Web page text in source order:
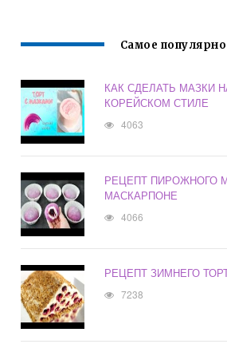
Самое
КАК СДЕЛАТЬ МАЗКИ
КОРЕЙСКОМ СТИЛЕ
4063
РЕЦЕПТ ПИРОЖНОГО
МАСКАРПОНЕ
4066
РЕЦЕПТ ЗИМНЕГО
7238